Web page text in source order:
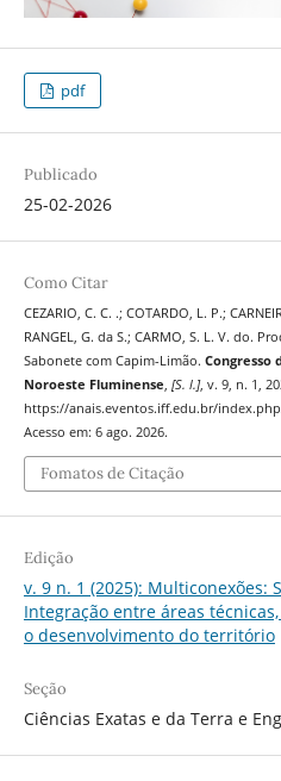
pdf
Publicado
25-02-2026
Como Citar
CEZARIO, C. C. .; COTARDO, L. P.;
RANGEL, G. da S.; CARMO, S. L. V. do.
Sabonete com Capim-Limão. Congresso
Noroeste Fluminense [S. l.], v. 9, n. 1,
https://anais.eventos.iff.edu.br/
Acesso em: 6 ago. 2026.
Fomatos de Citação
Edição
v. 9 n. 1 (2025): Multiconexões:
Integração entre áreas
o desenvolvimento do território
Seção
Ciências Exatas e da Terra e